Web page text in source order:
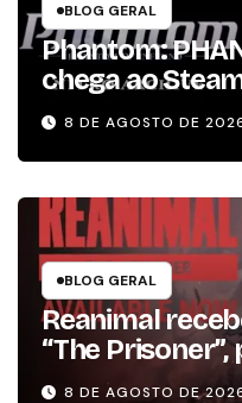
BLOG GERAL
Phantom:
chega ao
conteúdo da
2013
8 DE AGOSTO DE
BLOG GERAL
Reanimal
“The
da expansão
8 DE AGOSTO DE